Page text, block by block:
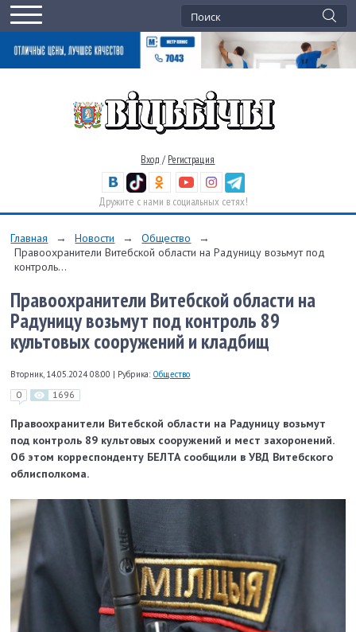
Вход / Регистрация
Дружите с нами в социальных сетях!
Главная → Новости → Общество
→
Правоохранители Витебской области на Радуницу возьмут под
контроль...
Правоохранители Витебской области на
Радуницу возьмут под контроль 89
культовых сооружений и кладбищ
Вторник, 14.05.2024 08:00 | Рубрика: Общество
0 1696
Правоохранители Витебской области на Радуницу возьмут
под контроль 89 культовых сооружений и мест захоронений.
Об этом корреспонденту БЕЛТА сообщили в УВД Витебского
облисполкома.